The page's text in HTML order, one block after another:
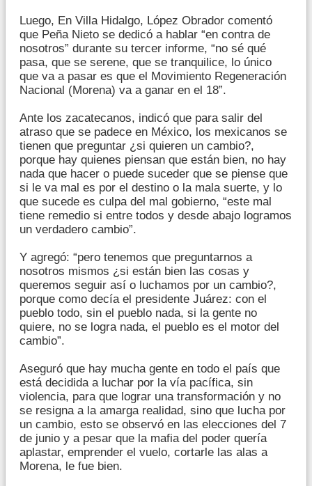
Luego, En Villa Hidalgo, López Obrador comentó
que Peña Nieto se dedicó a hablar “en contra de
nosotros” durante su tercer informe, “no sé qué
pasa, que se serene, que se tranquilice, lo único
que va a pasar es que el Movimiento Regeneración
Nacional (Morena) va a ganar en el 18”.
Ante los zacatecanos, indicó que para salir del
atraso que se padece en México, los mexicanos se
tienen que preguntar ¿si quieren un cambio?,
porque hay quienes piensan que están bien, no hay
nada que hacer o puede suceder que se piense que
si le va mal es por el destino o la mala suerte, y lo
que sucede es culpa del mal gobierno, “este mal
tiene remedio si entre todos y desde abajo logramos
un verdadero cambio”.
Y agregó: “pero tenemos que preguntarnos a
nosotros mismos ¿si están bien las cosas y
queremos seguir así o luchamos por un cambio?,
porque como decía el presidente Juárez: con el
pueblo todo, sin el pueblo nada, si la gente no
quiere, no se logra nada, el pueblo es el motor del
cambio”.
Aseguró que hay mucha gente en todo el país que
está decidida a luchar por la vía pacífica, sin
violencia, para que lograr una transformación y no
se resigna a la amarga realidad, sino que lucha por
un cambio, esto se observó en las elecciones del 7
de junio y a pesar que la mafia del poder quería
aplastar, emprender el vuelo, cortarle las alas a
Morena, le fue bien.